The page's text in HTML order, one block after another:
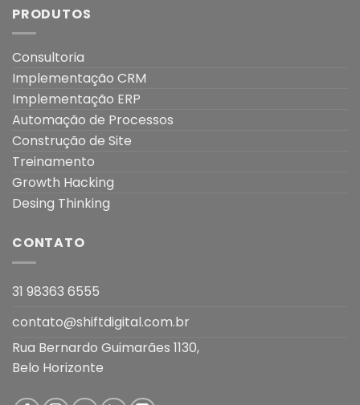
PRODUTOS
Consultoria
Implementação CRM
Implementação ERP
Automação de Processos
Construção de Site
Treinamento
Growth Hacking
Desing Thinking
CONTATO
31 98363 6555
contato@shiftdigital.com.br
Rua Bernardo Guimarães 1130,
Belo Horizonte